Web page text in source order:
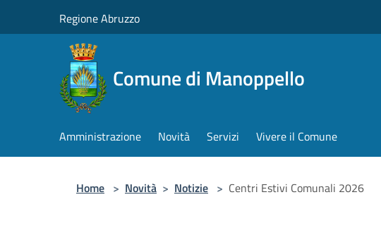
Regione Abruzzo
Comune di Manoppello
Amministrazione Novità Servizi Vivere il Comune
Home > Novità > Notizie > Centri Estivi Comunali 2026